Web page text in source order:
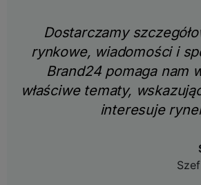
Dostarczamy
rynkowe, wiadomości i
Brand24 pomaga nam
właściwe tematy,
interesuje